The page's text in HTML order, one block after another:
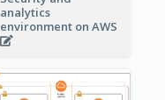
analytics
environment on AWS